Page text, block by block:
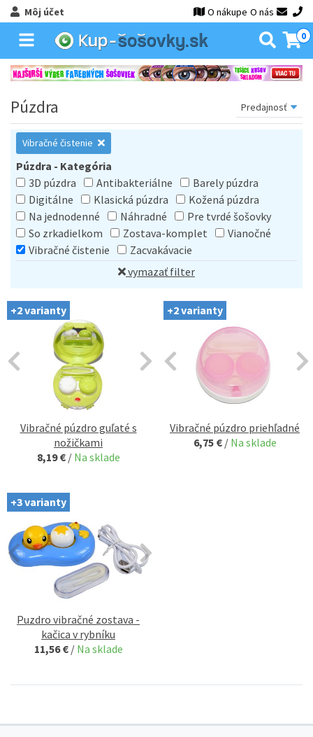
Môj účet O nákupe O nás
0
Púzdra
Vibračné čistenie
Púzdra - Kategória
3D púzdra
Antibakteriálne
Barely púzdra
Digitálne
Klasická púzdra
Kožená púzdra
Na jednodenné
Náhradné
Pre tvrdé šošovky
So zrkadielkom
Zostava-komplet
Vianočné
Vibračné čistenie
Zacvakávacie
vymazať filter
+2 varianty
Vibračné púzdro guľaté s
nožičkami
8,19 € / Na sklade
+2 varianty
Vibračné púzdro priehľadné
6,75 € / Na sklade
+3 varianty
Puzdro vibračné zostava -
kačica v rybníku
11,56 € / Na sklade